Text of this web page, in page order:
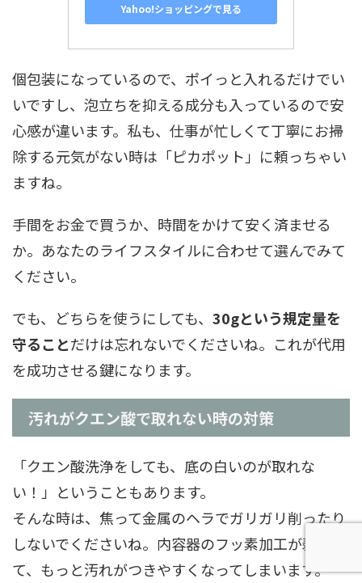
Yahoo!ショッピングで見る
個包装になっているので、ポイっと入れるだけでい
いですし、泡立ちを抑える成分も入っているので安
心感が違います。私も、仕事が忙しくて丁寧にお掃
除する元気がない時は「ピカポット」に頼っちゃい
ますね。
手間をお金で買うか、時間をかけて安く済ませる
か。あなたのライフスタイルに合わせて選んでみて
ください。
でも、どちらを使うにしても、 30gという規定量を
守ることだけは忘れないでくださいね。これが代用
を成功させる鍵になります。
汚れがクエン酸で取れない時の対策
「クエン酸洗浄をしても、底の白いのが取れな
い！」ということもあります。
そんな時は、焦って金属のヘラでガリガリ削ったり
しないでくださいね。内容器のフッ素加工が剥げ
て、もっと汚れがつきやすくなってしまいます。